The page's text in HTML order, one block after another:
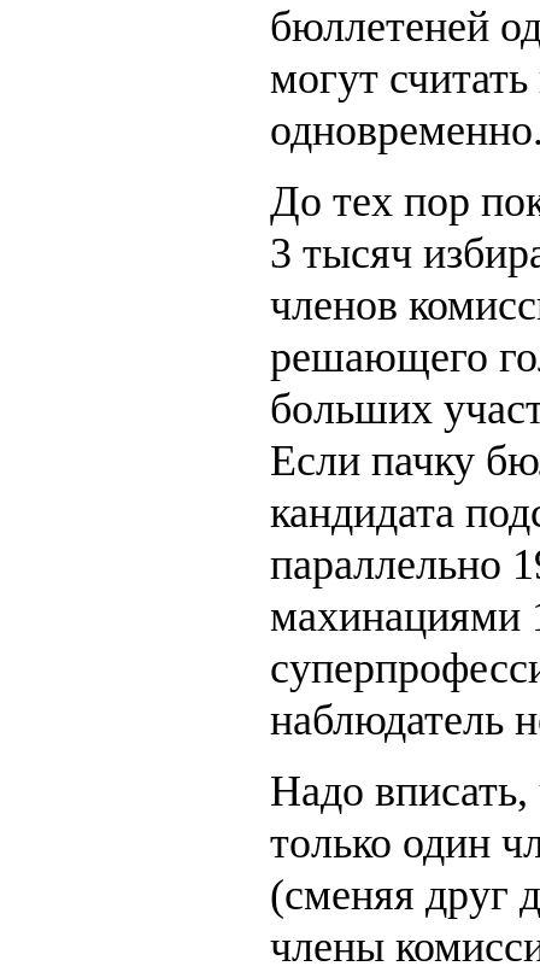
бюллетеней
могут
До тех пор
3 тысяч
членов
решающего
больших
Если пачку
кандидата
параллельно
махинациями
наблюдатель
Надо вписать,
только один
(сменяя друг
члены